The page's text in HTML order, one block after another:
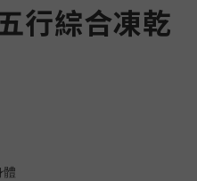
行綜合凍乾
體